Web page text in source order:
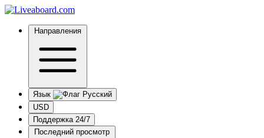
Направления
Язык
USD
Поддержка 24/7
Последний просмотр